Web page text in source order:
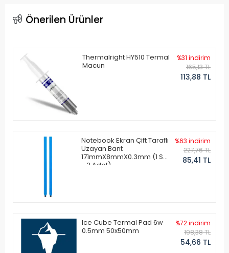
Önerilen Ürünler
Thermalright HY510 Termal
Macun
%31 indirim
165,13 TL
113,88 TL
Notebook Ekran Çift Taraflı
Uzayan Bant
171mmX8mmX0.3mm (1 Set
- 2 Adet)
%63 indirim
227,76 TL
85,41 TL
Ice Cube Termal Pad 6w
0.5mm 50x50mm
%72 indirim
198,38 TL
54,66 TL